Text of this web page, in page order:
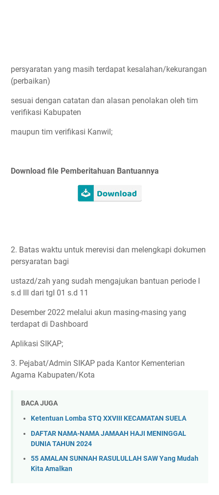
persyaratan yang masih terdapat kesalahan/kekurangan
(perbaikan)
sesuai dengan catatan dan alasan penolakan oleh tim
verifikasi Kabupaten
maupun tim verifikasi Kanwil;
Download file Pemberitahuan Bantuannya
2. Batas waktu untuk merevisi dan melengkapi dokumen
persyaratan bagi
ustazd/zah yang sudah mengajukan bantuan periode I
s.d III dari tgI 01 s.d 11
Desember 2022 melalui akun masing-masing yang
terdapat di Dashboard
Aplikasi SIKAP;
3. Pejabat/Admin SIKAP pada Kantor Kementerian
Agama Kabupaten/Kota
BACA JUGA
Ketentuan Lomba STQ XXVIII KECAMATAN SUELA
DAFTAR NAMA-NAMA JAMAAH HAJI MENINGGAL
DUNIA TAHUN 2024
55 AMALAN SUNNAH RASULULLAH SAW Yang Mudah
Kita Amalkan